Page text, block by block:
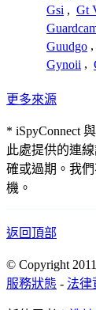
Gsi , Gt
Guudgo ,
Gynoii ,
更多來源
* iSpyConnect
此處提供的連
確或過期。我
機。
返回頂部
© Copyright
服務狀態 - 法律